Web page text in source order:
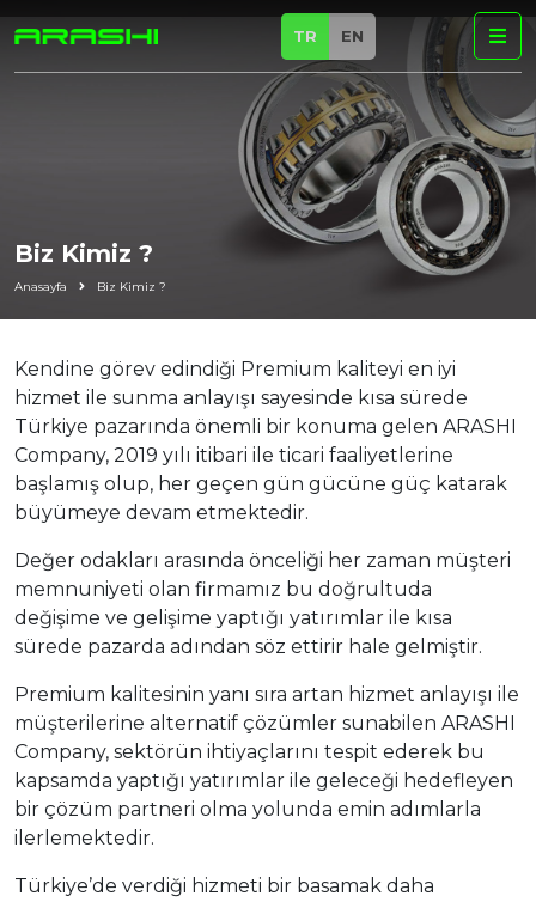
TR EN
Biz Kimiz ?
Anasayfa Biz Kimiz ?
Kendine görev edindiği Premium kaliteyi en iyi
hizmet ile sunma anlayışı sayesinde kısa sürede
Türkiye pazarında önemli bir konuma gelen ARASHI
Company, 2019 yılı itibari ile ticari faaliyetlerine
başlamış olup, her geçen gün gücüne güç katarak
büyümeye devam etmektedir.
Değer odakları arasında önceliği her zaman müşteri
memnuniyeti olan firmamız bu doğrultuda
değişime ve gelişime yaptığı yatırımlar ile kısa
sürede pazarda adından söz ettirir hale gelmiştir.
Premium kalitesinin yanı sıra artan hizmet anlayışı ile
müşterilerine alternatif çözümler sunabilen ARASHI
Company, sektörün ihtiyaçlarını tespit ederek bu
kapsamda yaptığı yatırımlar ile geleceği hedefleyen
bir çözüm partneri olma yolunda emin adımlarla
ilerlemektedir.
Türkiye’de verdiği hizmeti bir basamak daha